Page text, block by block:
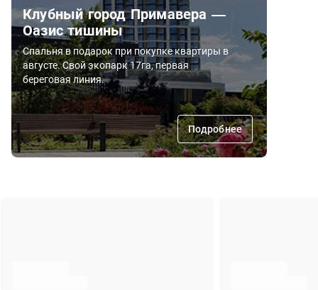
Клубный город Примавера —
Оазис тишины
Спальня в подарок при покупке квартиры в
августе. Свой экопарк 17га, первая
береговая линия.
Подробнее